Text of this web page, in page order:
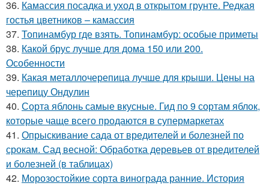
36. Камассия посадка и уход в открытом грунте. Редкая
гостья цветников – камассия
37. Топинамбур где взять. Топинамбур: особые приметы
38. Какой брус лучше для дома 150 или 200.
Особенности
39. Какая металлочерепица лучше для крыши. Цены на
черепицу Ондулин
40. Сорта яблонь самые вкусные. Гид по 9 сортам яблок,
которые чаще всего продаются в супермаркетах
41. Опрыскивание сада от вредителей и болезней по
срокам. Сад весной: Обработка деревьев от вредителей
и болезней (в таблицах)
42. Морозостойкие сорта винограда ранние. История